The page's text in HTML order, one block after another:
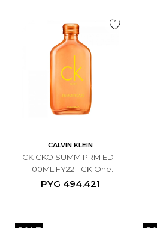
CALVIN KLEIN
CK CKO SUMM PRM EDT
100ML FY22 - CK One
Summer EDT 100ML
PYG 494.421